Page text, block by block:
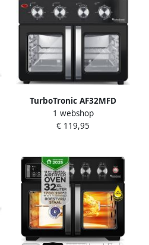
TurboTronic AF32MFD
Airfryer Oven XXL –
Dubbele Deur – 32L
1 webshop
€ 119,95